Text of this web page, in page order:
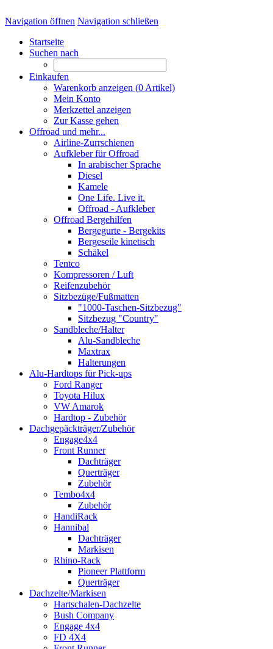
Navigation öffnen Navigation schließen
Startseite
Suchen nach
Einkaufen
Warenkorb anzeigen (0 Artikel)
Mein Konto
Merkzettel anzeigen
Zur Kasse gehen
Offroad und mehr...
Airline-Zurrschienen
Aufkleber für Offroad
In arabischer Sprache
Diesel
Kamele
One Life. Live it.
Offroad - Aufkleber
Offroad Bergehilfen
Bergegurte - Bergekits
Bergeseile kinetisch
Schäkel
Tentco
Kompressoren / Luft
Reifenzubehör
Sitzbezüge/Fußmatten
"1000-Taschen-Sitzbezug"
Sitzbezug "Country"
Sandbleche/Halter
Alu-Sandbleche
Maxtrax
Halterungen
Alu-Hardtops für Pick-ups
Ford Ranger
Toyota Hilux
VW Amarok
Hardtop - Zubehör
Dachgepäckträger/Zubehör
Engage4x4
Front Runner
Dachträger
Querträger
Zubehör
Tembo4x4
Zubehör
HandiRack
Hannibal
Dachträger
Markisen
Rhino-Rack
Pioneer Plattform
Querträger
Dachzelte/Markisen
Hartschalen-Dachzelte
Bush Company
Engage 4x4
FD 4X4